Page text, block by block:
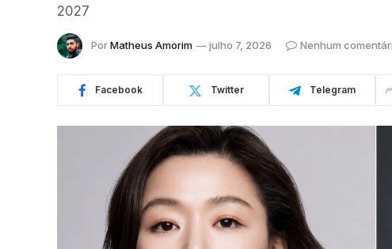
2027
PorMatheus Amorim julho 7, 2026 Nenhum
Facebook Twitter Telegram